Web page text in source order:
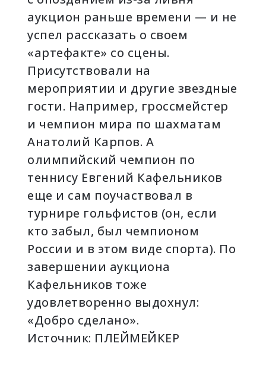
аукцион раньше времени — и не
успел рассказать о своем
«артефакте» со сцены.
Присутствовали на
мероприятии и другие звездные
гости. Например, гроссмейстер
и чемпион мира по шахматам
Анатолий Карпов. А
олимпийский чемпион по
теннису Евгений Кафельников
еще и сам поучаствовал в
турнире гольфистов (он, если
кто забыл, был чемпионом
России и в этом виде спорта). По
завершении аукциона
Кафельников тоже
удовлетворенно выдохнул:
«Добро сделано».
Источник: ПЛЕЙМЕЙКЕР